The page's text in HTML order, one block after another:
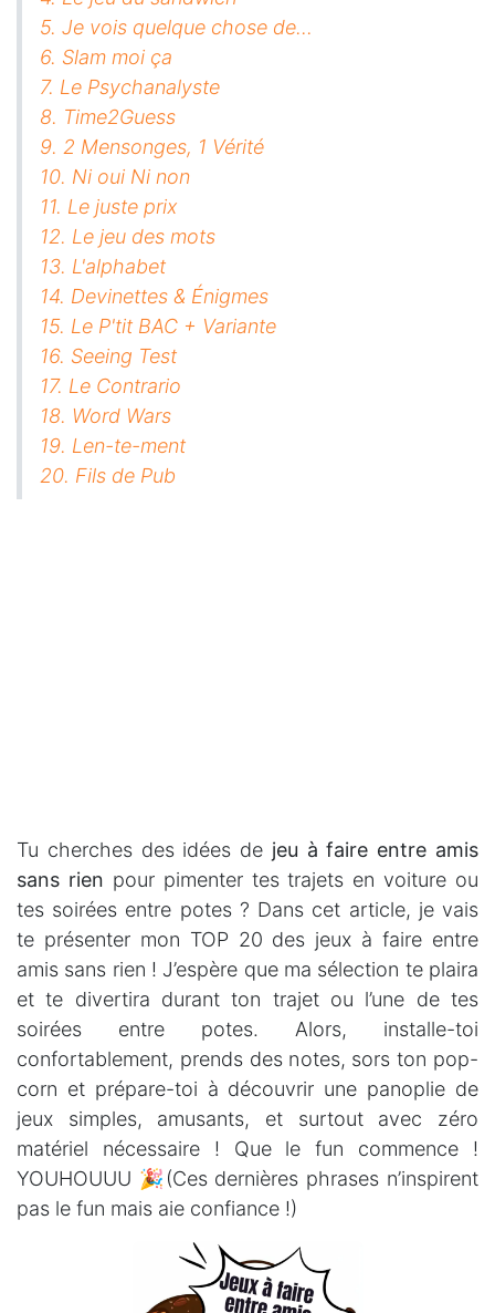
5. Je vois quelque chose de...
6. Slam moi ça
7. Le Psychanalyste
8. Time2Guess
9. 2 Mensonges, 1 Vérité
10. Ni oui Ni non
11. Le juste prix
12. Le jeu des mots
13. L'alphabet
14. Devinettes & Énigmes
15. Le P'tit BAC + Variante
16. Seeing Test
17. Le Contrario
18. Word Wars
19. Len-te-ment
20. Fils de Pub
Tu cherches des idées de jeu à faire entre amis
sans rien pour pimenter tes trajets en voiture ou
tes soirées entre potes ? Dans cet article, je vais
te présenter mon TOP 20 des jeux à faire entre
amis sans rien ! J’espère que ma sélection te plaira
et te divertira durant ton trajet ou l’une de tes
soirées entre potes. Alors, installe-toi
confortablement, prends des notes, sors ton pop-
corn et prépare-toi à découvrir une panoplie de
jeux simples, amusants, et surtout avec zéro
matériel nécessaire ! Que le fun commence !
YOUHOUUU 🎉(Ces dernières phrases n’inspirent
pas le fun mais aie confiance !)